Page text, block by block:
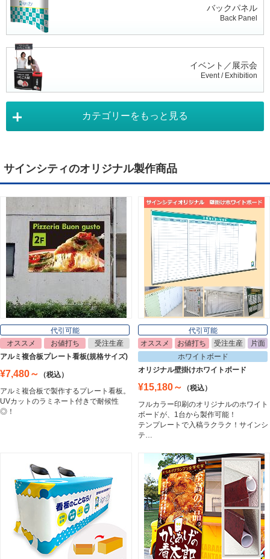
バックパネル
Back Panel
イベント／展示会
Event / Exhibition
Tapestry
ライトパネル
Light Panel
ポスターフレーム
Poster Frame
イーゼル
Easel
ホワイトボード
White Board
プレート看板
Plate Board
壁面看板
Wall Sign
カテゴリーをもっと見る
サインシティのオリジナル製作商品
代引可能
オススメ
お値打ち
受注生産
アルミ複合板プレート看板(規格サイズ)
¥7,480～
（税込）
アルミ複合板で製作するプレート看板。
UVカットのラミネート付きで耐候性
◎！
代引可能
オススメ
お値打ち 受注生産
片面
ホワイトボード
オリジナル壁掛けホワイトボード
¥15,180～
（税込）
フルカラー印刷のオリジナルのホワイト
ボードが、1台から製作可能！
テンプレートで入稿ラクラク！サインシ
テ…